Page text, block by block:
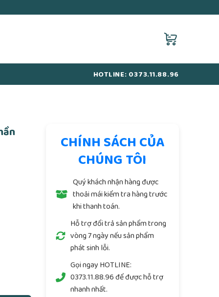
HOTLINE: 0373.11.88.96
Phận số lượng
CHÍNH SÁCH CỦA
CHÚNG TÔI
Quý khách nhận hàng được
thoải mái kiểm tra hàng trước
khi thanh toán.
Hỗ trợ đổi trả sản phẩm trong
vòng 7 ngày nếu sản phẩm
phát sinh lỗi.
Gọi ngay HOTLINE:
0373.11.88.96để được hỗ trợ
nhanh nhất.